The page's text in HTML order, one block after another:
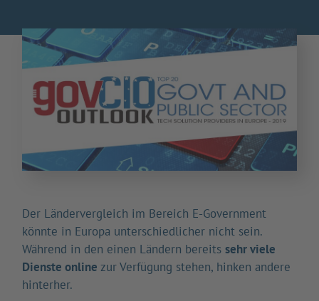
Der Ländervergleich im Bereich E-Government
könnte in Europa unterschiedlicher nicht sein.
Während in den einen Ländern bereitssehr viele
Dienste online zur Verfügung stehen, hinken andere
hinterher.